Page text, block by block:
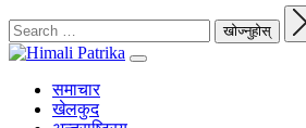
समाचार
खेलकुद